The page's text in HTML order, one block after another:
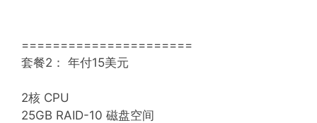
======================
套餐2： 年付15美元
2核 CPU
25GB RAID-10 磁盘空间